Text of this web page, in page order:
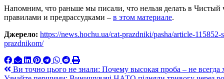
Напомним, что раньше мы писали, что нельзя делать в Чистый
правилами и предрассудками – в этом материале.
Джерело: https://news.hochu.ua/cat-prazdniki/pasha/article-
prazdnikom/
Навигация
Ви точно цього не знали: Почему высокая проба – не